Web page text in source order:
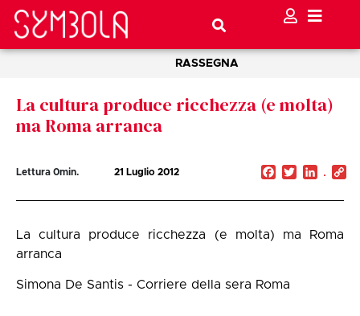
RASSEGNA
La cultura produce ricchezza (e molta)
ma Roma arranca
Lettura 0min. 21 Luglio 2012 Facebook
Twitter
La cultura produce ricchezza (e molta) ma Roma
arranca
Simona De Santis - Corriere della sera Roma